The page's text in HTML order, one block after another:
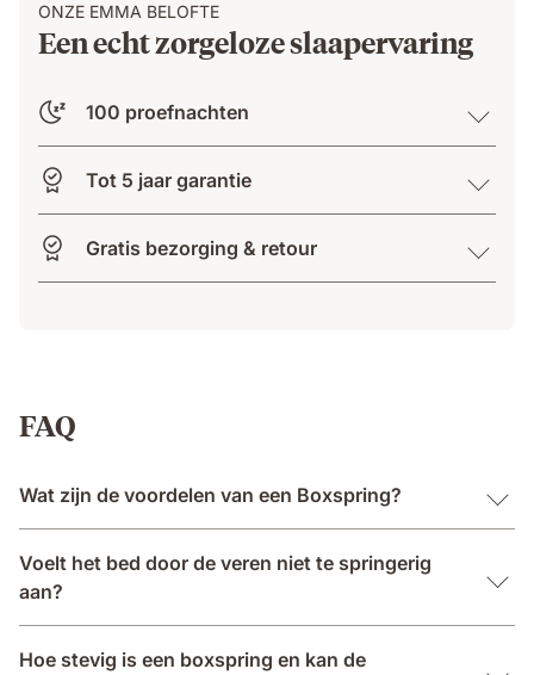
ONZE EMMA BELOFTE
Een echt zorgeloze slaapervaring
100 proefnachten
Tot 5 jaar garantie
Gratis bezorging & retour
FAQ
Wat zijn de voordelen van een Boxspring?
Voelt het bed door de veren niet te springerig
aan?
Hoe stevig is een boxspring en kan de